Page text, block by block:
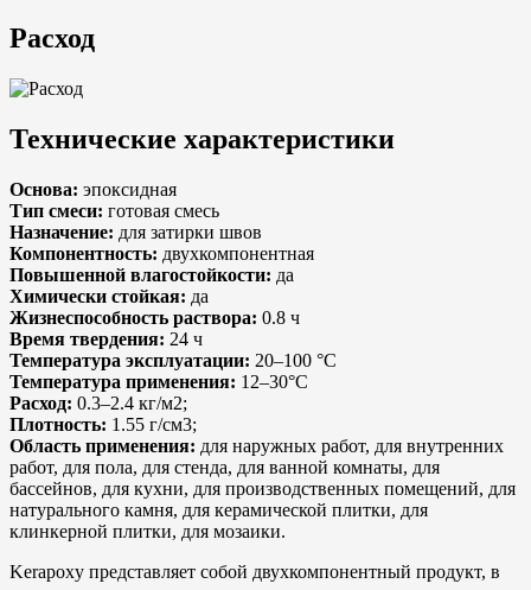
Расход
Технические характеристики
Основа: эпоксидная
Тип смеси: готовая смесь
Назначение: для затирки швов
Компонентность: двухкомпонентная
Повышенной влагостойкости: да
Химически стойкая: да
Жизнеспособность раствора: 0.8 ч
Время твердения: 24 ч
Температура эксплуатации: 20–100 °C
Температура применения: 12–30°C
Расход: 0.3–2.4 кг/м2;
Плотность: 1.55 г/см3;
Область применения: для наружных работ, для внутренних
работ, для пола, для стенда, для ванной комнаты, для
бассейнов, для кухни, для производственных помещений, для
натурального камня, для керамической плитки, для
клинкерной плитки, для мозаики.
Kerapoxy представляет собой двухкомпонентный продукт, в